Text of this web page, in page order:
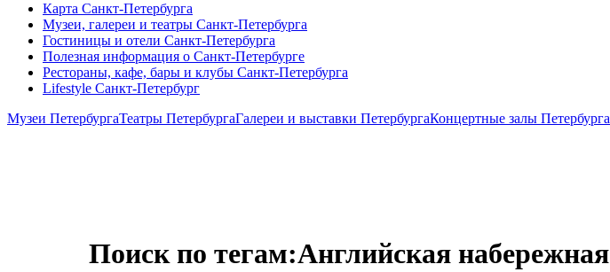
Карта Санкт-Петербурга
Музеи, галереи и театры Санкт-Петербурга
Гостиницы и отели Санкт-Петербурга
Полезная информация о Санкт-Петербурге
Рестораны, кафе, бары и клубы Санкт-Петербурга
Lifestyle Санкт-Петербург
Музеи ПетербургаТеатры ПетербургаГалереи и выставки ПетербургаКонцертные залы Петербурга
Поиск по тегам:Английская набережная